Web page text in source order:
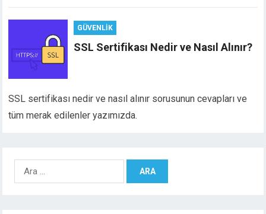
GÜVENLIK
SSL Sertifikası Nedir ve Nasıl Alınır?
SSL sertifikası nedir ve nasıl alınır sorusunun cevapları ve
tüm merak edilenler yazımızda.
Arama: